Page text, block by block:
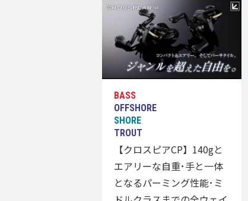
【クロスピアCP】140gと
エアリーな自重･手と一体
となるパーミング性能･ミ